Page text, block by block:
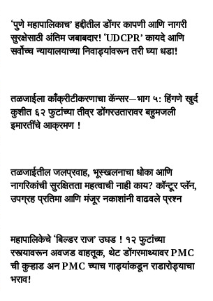
‘पुणे महापालिकाच’ हद्दीतील डोंगर कापणी आणि नागरी
सुरक्षेसाठी अंतिम जबाबदार! ‘UDCPR’ कायदे आणि
सर्वोच्च न्यायालयाच्या निवाड्यांवरून तरी घ्या धडा!
तळजाईला काँक्रीटीकरणाचा कॅन्सर—भाग ५: हिंगणे खुर्द
कुशीत ६२ फुटांच्या तीव्र डोंगरउतारावर बहुमजली
इमारतींचे आक्रमण !
तळजाईतील जलप्रवाह, भूस्खलनाचा धोका आणि
नागरिकांची सुरक्षितता महत्वाची नाही काय? कॉन्टूर प्लॅन,
उपग्रह प्रतिमा आणि मंजूर नकाशांनी वाढवले प्रश्न
महापालिकेचे ‘बिल्डर राज’ उघड ! १२ फुटांच्या
रस्त्यावरून अवजड वाहतूक, थेट डोंगरमाथ्यावर PMC
ची कुऱ्हाड अन PMC च्याच गाड्यांकडून राडारोड्याचा
भराव!